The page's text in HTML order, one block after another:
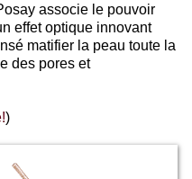
associe le pouvoir
effet optique innovant
matifier la peau toute la
des pores et
)